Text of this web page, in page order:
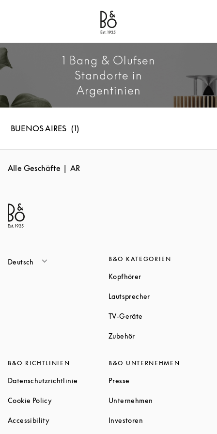
Bang & Olufsen - Exist to Create
Link Opens in New Tab
1 Bang & Olufsen
Standorte in
Argentinien
BUENOS AIRES
Alle Geschäfte AR
Deutsch B&O KATEGORIEN
KopfhörerLink Opens in New Tab
LautsprecherLink Opens in New
TV-Geräte
ZubehörLink Opens in New Tab
B&O RICHTLINIEN
Datenschutzrichtlinie Link Opens in New Tab
Cookie PolicyLink Opens in New Tab
AccessibilityLink Opens in New Tab
B&O UNTERNEHMEN
Presse
Unternehmen
Investoren